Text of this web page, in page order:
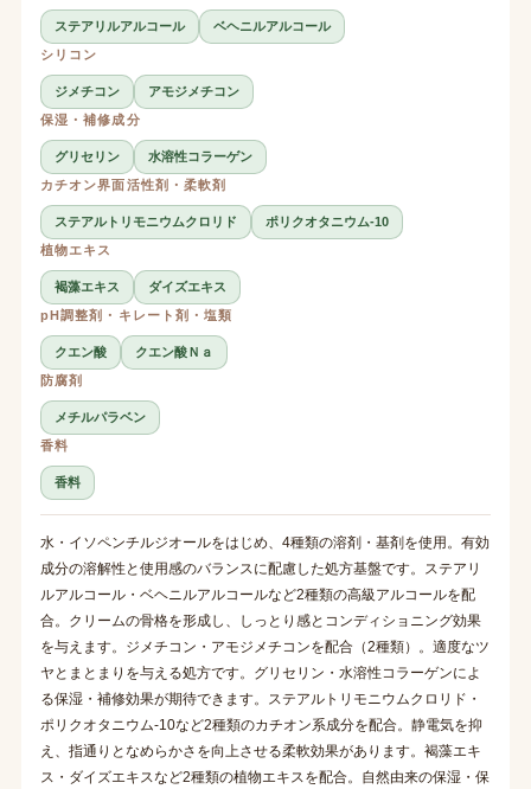
ステアリルアルコール
ベヘニルアルコール
シリコン
ジメチコン
アモジメチコン
保湿・補修成分
グリセリン
水溶性コラーゲン
カチオン界面活性剤・柔軟剤
ステアルトリモニウムクロリド
ポリクオタニウム-10
植物エキス
褐藻エキス
ダイズエキス
pH調整剤・キレート剤・塩類
クエン酸
クエン酸Ｎａ
防腐剤
メチルパラベン
香料
香料
水・イソペンチルジオールをはじめ、4種類の溶剤・基剤を使用。有効
成分の溶解性と使用感のバランスに配慮した処方基盤です。ステアリ
ルアルコール・ベヘニルアルコールなど2種類の高級アルコールを配
合。クリームの骨格を形成し、しっとり感とコンディショニング効果
を与えます。ジメチコン・アモジメチコンを配合（2種類）。適度なツ
ヤとまとまりを与える処方です。グリセリン・水溶性コラーゲンによ
る保湿・補修効果が期待できます。ステアルトリモニウムクロリド・
ポリクオタニウム-10など2種類のカチオン系成分を配合。静電気を抑
え、指通りとなめらかさを向上させる柔軟効果があります。褐藻エキ
ス・ダイズエキスなど2種類の植物エキスを配合。自然由来の保湿・保